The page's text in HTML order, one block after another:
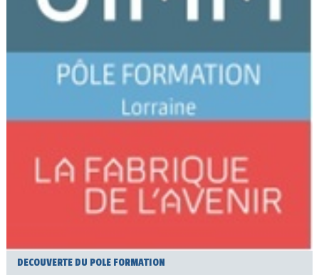
DECOUVERTE DU POLE FORMATION